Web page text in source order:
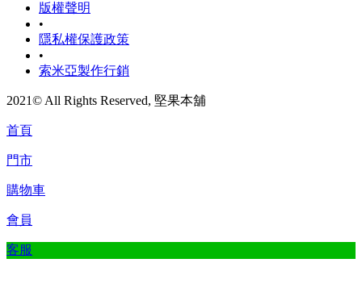
版權聲明
•
隱私權保護政策
•
索米亞製作行銷
2021© All Rights Reserved, 堅果本舖
首頁
門市
購物車
會員
客服